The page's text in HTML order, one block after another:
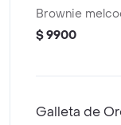
Brownie
$ 9900
Galleta de